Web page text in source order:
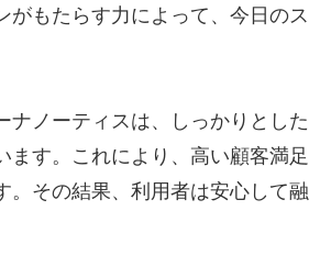
がもたらす力によって、今日のス
ナノーティスは、しっかりとした
す。これにより、高い顧客満足
。その結果、利用者は安心して融